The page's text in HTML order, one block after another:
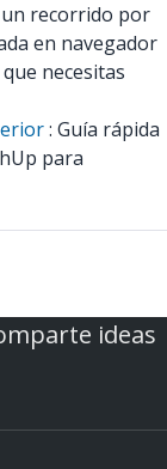
un recorrido por
en navegador
necesitas
: Guía rápida
para
ideas